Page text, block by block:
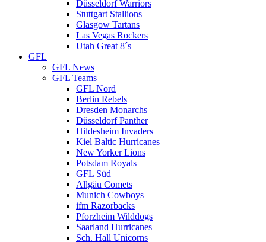
Düsseldorf Warriors
Stuttgart Stallions
Glasgow Tartans
Las Vegas Rockers
Utah Great 8´s
GFL
GFL News
GFL Teams
GFL Nord
Berlin Rebels
Dresden Monarchs
Düsseldorf Panther
Hildesheim Invaders
Kiel Baltic Hurricanes
New Yorker Lions
Potsdam Royals
GFL Süd
Allgäu Comets
Munich Cowboys
ifm Razorbacks
Pforzheim Wilddogs
Saarland Hurricanes
Sch. Hall Unicorns